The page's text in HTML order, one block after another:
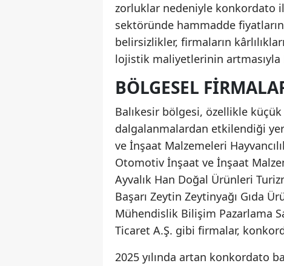
zorluklar nedeniyle konkordato
sektöründe hammadde
belirsizlikler, firmaların
lojistik maliyetlerinin
BÖLGESEL
Balıkesir bölgesi, özellikle
dalgalanmalardan etkilendiği
ve İnşaat Malzemeleri
Otomotiv İnşaat ve İnşaat
Ayvalık Han Doğal Ürünleri
Başarı Zeytin Zeytinyağı Gıda
Mühendislik Bilişim Pazarlama
Ticaret A.Ş. gibi firmalar,
2025 yılında artan konkordato